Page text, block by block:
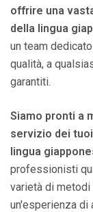
offrire una
della lingua
un team
qualità, a
garantiti.
Siamo pronti a
servizio dei
lingua
professionisti
varietà di
un'esperienza di